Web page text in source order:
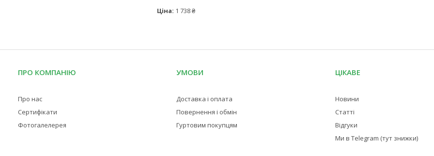
Ціна: 1 738 ₴
ПРО КОМПАНІЮ
Про нас
Сертифікати
Фотогалелерея
УМОВИ
Доставка і оплата
Повернення і обмін
Гуртовим покупцям
ЦІКАВЕ
Новини
Статті
Відгуки
Ми в Telegram (тут знижки)